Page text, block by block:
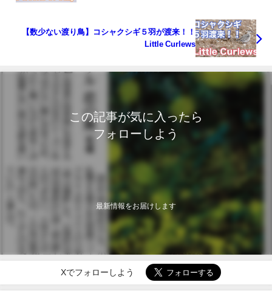
【数少ない渡り鳥】コシャクシギ５羽が渡来！！
Little Curlews
この記事が気に入ったら
フォローしよう
最新情報をお届けします
Xでフォローしよう